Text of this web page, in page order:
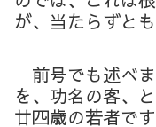
が、当たらずと
前号でも述べ
を、功名の客、
廿四歳の若者で